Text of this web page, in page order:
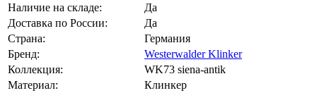
Наличие на складе:
Да
Доставка по России:
Да
Страна:
Германия
Бренд:
Westerwalder Klinker
Коллекция:
WK73 siena-antik
Материал:
Клинкер